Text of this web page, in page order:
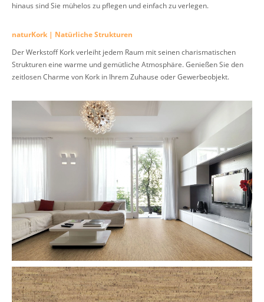
hinaus sind Sie mühelos zu pflegen und einfach zu verlegen.
naturKork | Natürliche Strukturen
Der Werkstoff Kork verleiht jedem Raum mit seinen charismatischen
Strukturen eine warme und gemütliche Atmosphäre. Genießen Sie den
zeitlosen Charme von Kork in Ihrem Zuhause oder Gewerbeobjekt.